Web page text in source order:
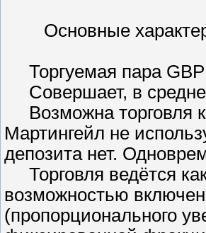
Основные
Торгуемая пара
Совершает, в
Возможна торговля
Мартингейл не
депозита нет.
Торговля ведётся
возможностью
(пропорционального